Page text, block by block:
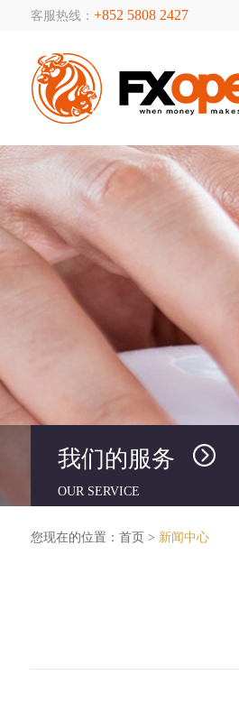
客服热线： +852 5808 2427
我们的服务
OUR SERVICE
您现在的位置： 首页 > 新闻中心